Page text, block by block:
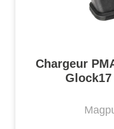
Chargeur
Glock17